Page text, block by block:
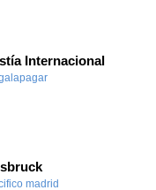
Internacional
-
madrid